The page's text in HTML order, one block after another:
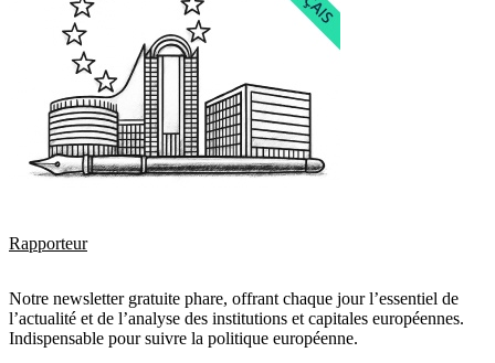
Rapporteur
Notre newsletter gratuite phare, offrant chaque jour l’essentiel de
l’actualité et de l’analyse des institutions et capitales européennes.
Indispensable pour suivre la politique européenne.